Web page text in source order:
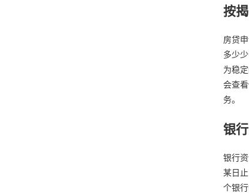
按
房贷
多少
为稳
会查
务。
银
银行
某日
个银